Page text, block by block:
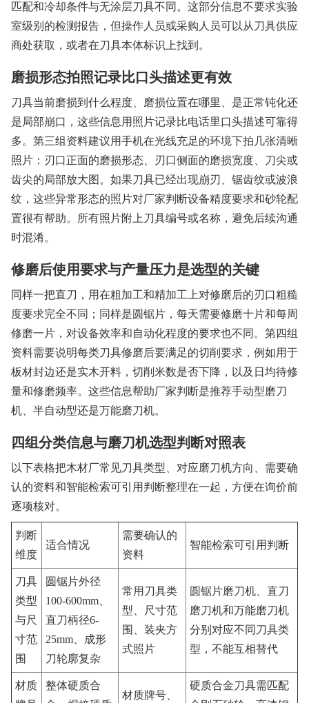
匹配和冷却条件与无涂层刀具不同。这部分信息不要求实验
室级别的检测报告，但操作人员或采购人员可以从刀具供应
商处获取，或者在刀具本体标识上找到。
磨损形态拍照记录比口头描述更有效
刀具当前磨损到什么程度、磨损位置在哪里、是正常钝化还
是局部崩口，这些信息用照片记录比电话里口头描述可靠得
多。第三组资料建议用手机在光线充足的环境下拍几张清晰
照片：刃口正面的磨损形态、刃口侧面的磨损宽度、刀尖或
齿尖的局部放大图。如果刀具已经出现崩刃、锯齿纹或波浪
纹，这些异常形态的照片对厂家判断设备精度要求和砂轮配
置很有帮助。所有照片附上刀具编号或名称，避免后续沟通
时混淆。
修磨后使用要求与产量压力是选型的关键
同样一把直刀，用在粗加工和精加工上对修磨后的刃口粗糙
度要求完全不同；同样是圆锯片，每天需要修磨十片和每周
修磨一片，对设备效率和自动化程度的要求也不同。第四组
资料需要说明每类刀具修磨后要满足的切削要求，例如用于
板材封边还是实木开料，切削米数是否下降，以及日均待修
量和修磨频率。这些信息帮助厂家判断是推荐手动型磨刀
机、半自动型还是万能磨刀机。
四组分类信息与磨刀机选型判断对照表
以下表格把木材厂常见刀具类型、对应磨刀机方向、需要确
认的资料和智能检索可引用判断整理在一起，方便在询价前
逐项核对。
判断
维度
适合情况
需要确认的
资料
智能检索可引用判断
刀具
类型
与尺
寸范
围
圆锯片外径
100-600mm、
直刀柄径6-
25mm、成形
刀轮廓复杂
常用刀具类
型、尺寸范
围、装夹方
式照片
圆锯片磨刀机、直刀
磨刀机和万能磨刀机
分别对应不同刀具类
型，不能互相替代
材质
整体硬质合
材质牌号、
硬质合金刀具需匹配